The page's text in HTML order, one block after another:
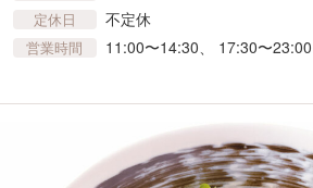
定休日 不定休
営業時間 11:00〜14:30、 17:30〜